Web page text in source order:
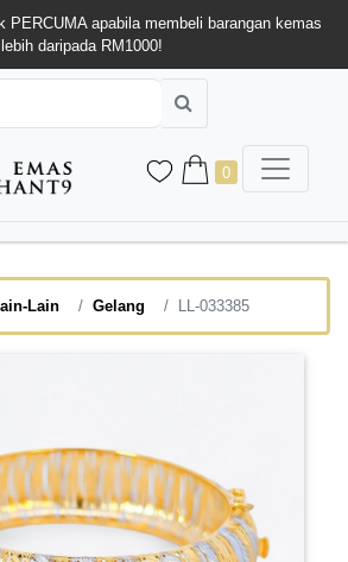
PERCUMA apabila membeli barangan kemas
lebih daripada RM1000!
0
Lain Gelang LL-033385